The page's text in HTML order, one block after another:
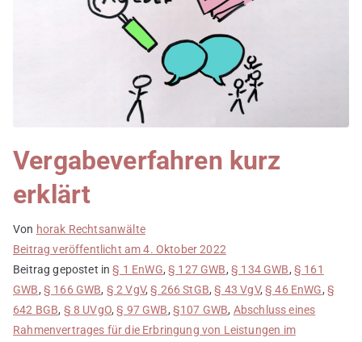
Vergabeverfahren kurz
erklärt
Von horak Rechtsanwälte
Beitrag veröffentlicht am4. Oktober 2022
Beitrag gepostet in§ 1 EnWG,§ 127 GWB, § 134 GWB, § 161
GWB, § 166 GWB, § 2 VgV,§ 266 StGB,§ 43 VgV,§ 46 EnWG, §
642 BGB, § 8 UVgO,§ 97 GWB, §107 GWB, Abschluss eines
Rahmenvertrages für die Erbringung von Leistungen im